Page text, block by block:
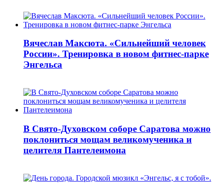
Вячеслав Максюта. «Сильнейший человек
России». Тренировка в новом фитнес-парке
Энгельса
В Свято-Духовском соборе Саратова можно
поклониться мощам великомученика и
целителя Пантелеимона